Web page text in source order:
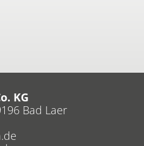
KG
Bad Laer
de